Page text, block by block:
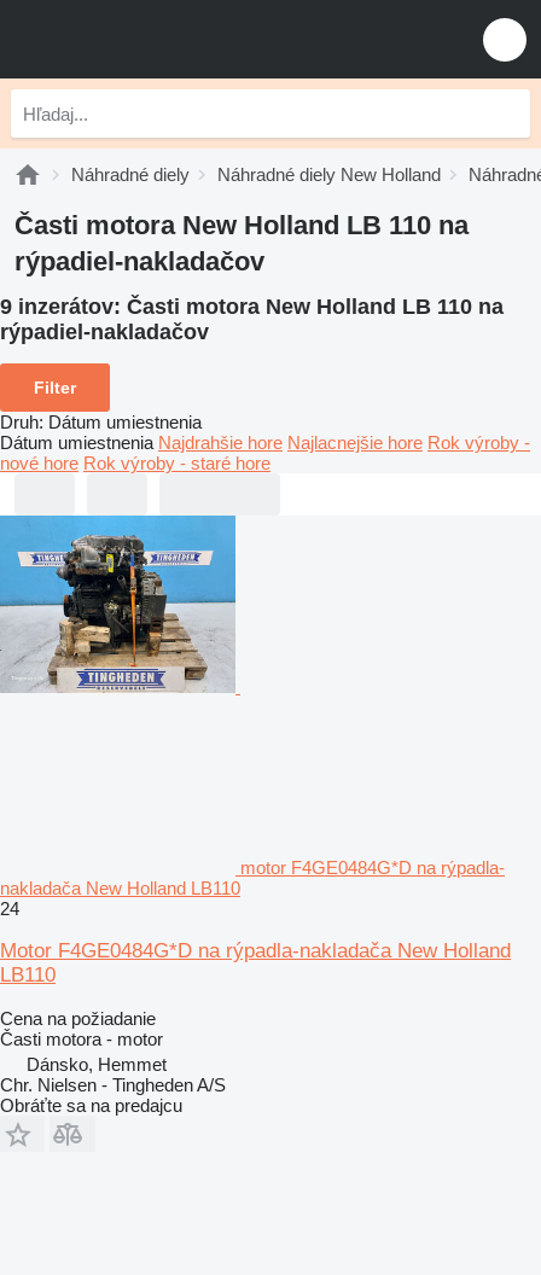
Náhradné diely Náhradné diely New Holland
Časti motora New Holland LB 110 na
rýpadiel-nakladačov
9 inzerátov: Časti motora New Holland LB 110 na
rýpadiel-nakladačov
Filter
Druh: Dátum umiestnenia
Dátum umiestnenia Najdrahšie hore Najlacnejšie hore Rok výroby -
nové hore Rok výroby - staré hore
motor F4GE0484G*D na rýpadla-
nakladača New Holland LB110
24
Motor F4GE0484G*D na rýpadla-nakladača New Holland
LB110
Cena na požiadanie
Časti motora - motor
Dánsko, Hemmet
Chr. Nielsen - Tingheden A/S
Obráťte sa na predajcu